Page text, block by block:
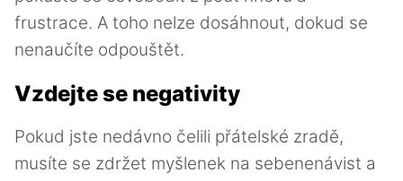
frustrace. A toho nelze dosáhnout, dokud se
nenaučíte odpouštět.
Vzdejte se negativity
Pokud jste nedávno čelili přátelské zradě,
musíte se zdržet myšlenek na sebenenávist a